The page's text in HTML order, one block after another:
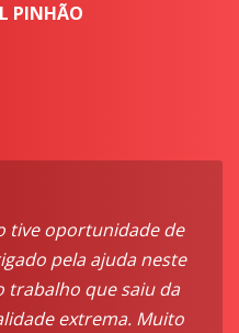
PINHÃO
tive oportunidade de
pela ajuda neste
trabalho que saiu da
extrema. Muito